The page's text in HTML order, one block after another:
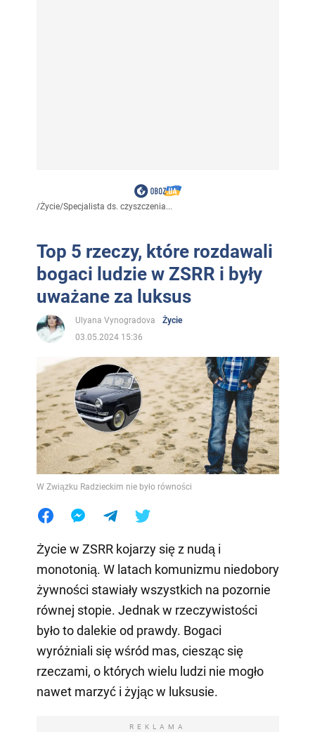
/Życie/Specjalista ds. czyszczenia...
Top 5 rzeczy, które rozdawali
bogaci ludzie w ZSRR i były
uważane za luksus
Ulyana Vynogradova
Życie
03.05.2024 15:36
W Związku Radzieckim nie było równości
Życie w ZSRR kojarzy się z nudą i
monotonią. W latach komunizmu niedobory
żywności stawiały wszystkich na pozornie
równej stopie. Jednak w rzeczywistości
było to dalekie od prawdy. Bogaci
wyróżniali się wśród mas, ciesząc się
rzeczami, o których wielu ludzi nie mogło
nawet marzyć i żyjąc w luksusie.
REKLAMA